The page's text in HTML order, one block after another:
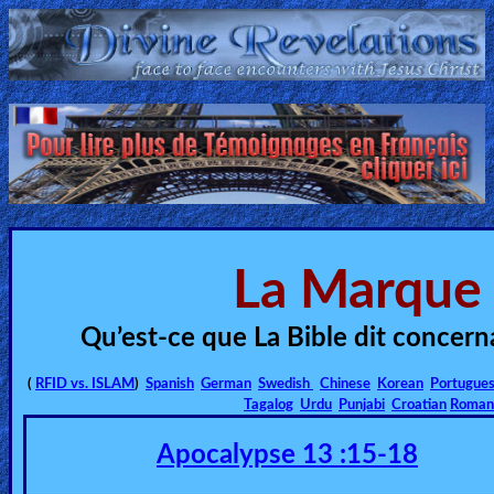
Home:
Mobile
Home: Original Style
🎞
Christian
La
Qu’est-ce que La Bible dit
( RFID vs. ISLAM ) Spanish German Swedish Chinese Korean
Tagalog Urdu Punjabi Croatian
Apocalypse 13 :15-18